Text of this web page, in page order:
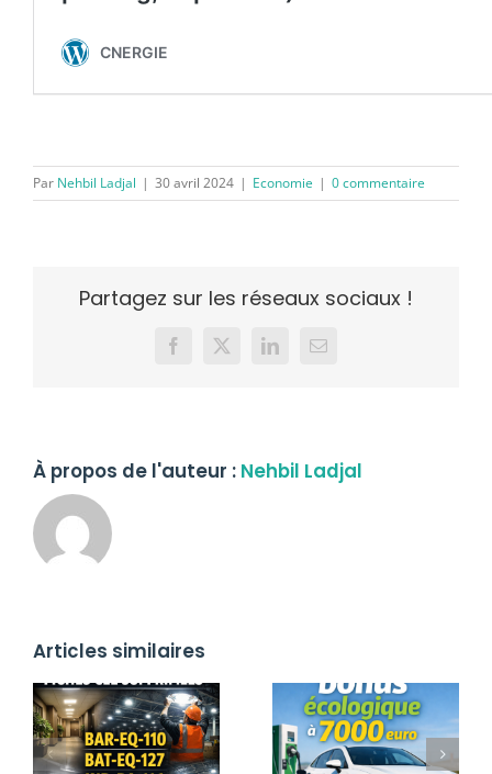
Par Nehbil Ladjal | 30 avril 2024 | Economie | 0 commentaire
Partagez sur les réseaux sociaux !
Facebook
X LinkedInEmail
À propos de l'auteur : Nehbil Ladjal
Articles similaires